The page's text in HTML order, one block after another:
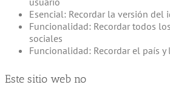
Esencial: Recordar la versión del
Funcionalidad: Recordar todos
sociales
Funcionalidad: Recordar el país
Este sitio web no